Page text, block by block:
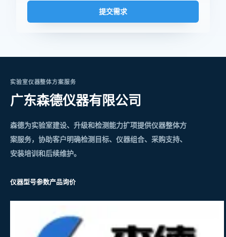
提交需求
实验室仪器整体方案服务
广东森德仪器有限公司
森德为实验室建设、升级和检测能力扩项提供仪器整体方
案服务，协助客户明确检测目标、仪器组合、采购支持、
安装培训和后续维护。
仪器型号参数产品询价